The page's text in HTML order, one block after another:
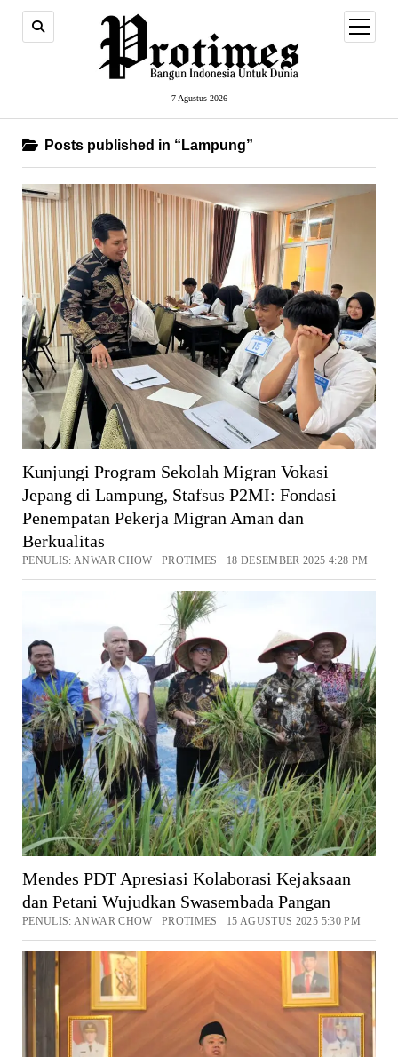
7 Agustus 2026
open
menu
Posts published in “Lampung”
Kunjungi Program Sekolah Migran Vokasi
Jepang di Lampung, Stafsus P2MI: Fondasi
Penempatan Pekerja Migran Aman dan
Berkualitas
PENULIS: ANWAR CHOW PROTIMES 18 DESEMBER 2025 4:28 PM
Mendes PDT Apresiasi Kolaborasi Kejaksaan
dan Petani Wujudkan Swasembada Pangan
PENULIS: ANWAR CHOW PROTIMES 15 AGUSTUS 2025 5:30 PM